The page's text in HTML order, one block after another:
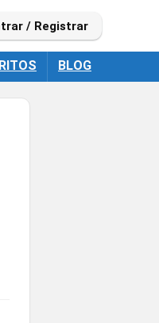
/ Registrar
BLOG